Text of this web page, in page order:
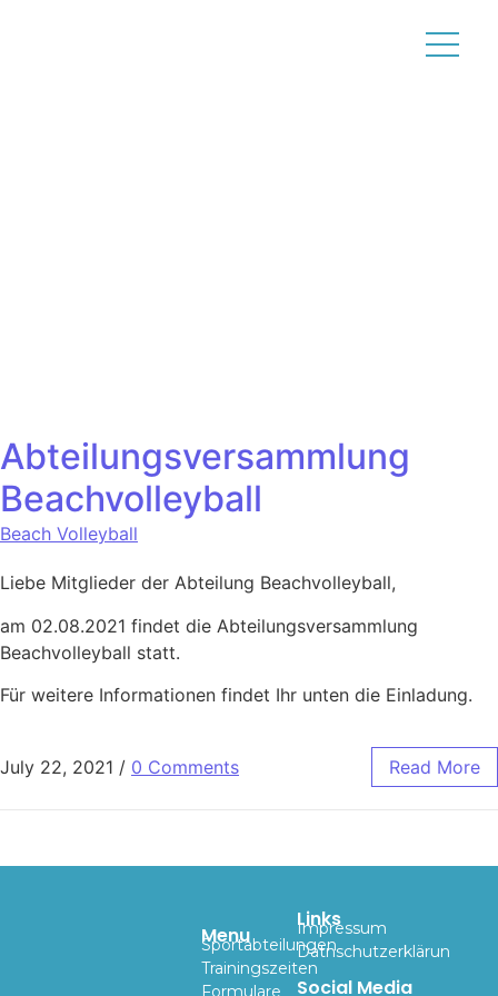
Abteilungsversammlung
Beachvolleyball
Beach Volleyball
Liebe Mitglieder der Abteilung Beachvolleyball,
am 02.08.2021 findet die Abteilungsversammlung
Beachvolleyball statt.
Für weitere Informationen findet Ihr unten die Einladung.
July 22, 2021 / 0 Comments Read More
Menu
Sportabteilungen
Trainingszeiten
Formulare
Links
Impressum
Datnschutzerklärun
Social Media